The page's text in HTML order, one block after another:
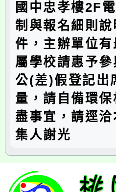
國中忠孝樓2F
制與報名細則
件，主辦單位
屬學校請惠予
公(差)假登記出
量，請自備環
盡事宜，請逕
集人謝光